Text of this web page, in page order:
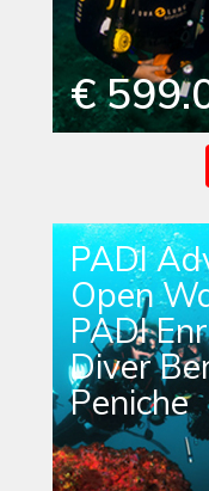
€
PADI
Open
PADI
Diver
Peniche